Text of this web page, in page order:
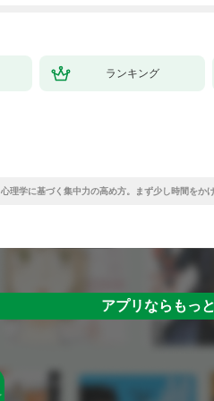
ランキング
心理学に基づく集中力の高め方。まず少し時間をか
アプリならもっ